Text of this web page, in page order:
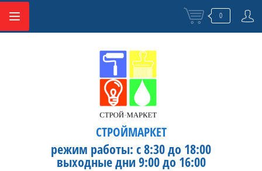
0
СТРОЙМАРКЕТ
режим работы: с 8:30 до 18:00
выходные дни 9:00 до 16:00